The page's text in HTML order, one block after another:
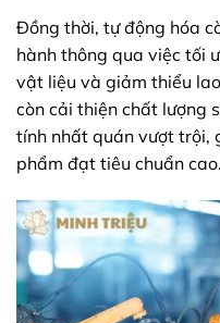
Đồng thời, tự động hóa
hành thông qua việc tối
vật liệu và giảm thiểu
còn cải thiện chất lượng
tính nhất quán vượt trội,
phẩm đạt tiêu chuẩn cao.